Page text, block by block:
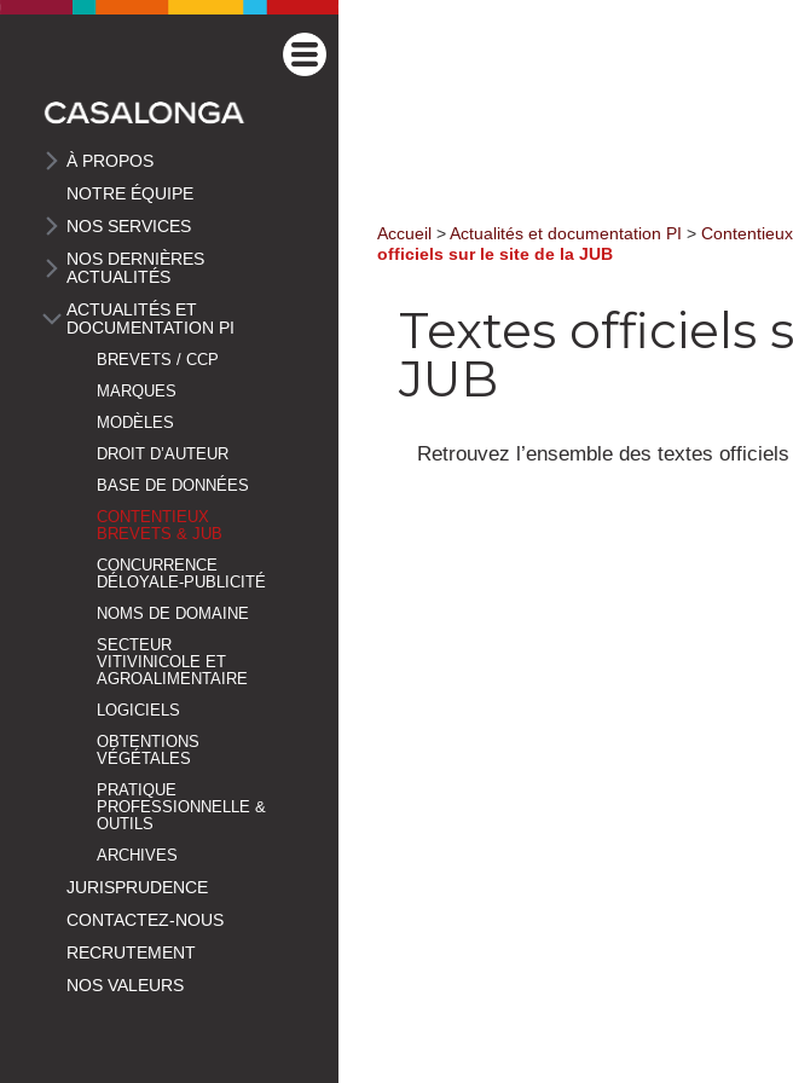
À PROPOS
NOTRE ÉQUIPE
NOS SERVICES
NOS DERNIÈRES
ACTUALITÉS
ACTUALITÉS ET
DOCUMENTATION PI
BREVETS / CCP
MARQUES
MODÈLES
DROIT D’AUTEUR
BASE DE DONNÉES
CONTENTIEUX
BREVETS & JUB
CONCURRENCE
DÉLOYALE-PUBLICITÉ
NOMS DE DOMAINE
SECTEUR
VITIVINICOLE ET
AGROALIMENTAIRE
LOGICIELS
OBTENTIONS
VÉGÉTALES
PRATIQUE
PROFESSIONNELLE &
OUTILS
ARCHIVES
JURISPRUDENCE
CONTACTEZ-NOUS
RECRUTEMENT
NOS VALEURS
Accueil > Actualités et documentation PI >
officiels sur le site de la JUB
Textes officiels
JUB
Retrouvez l’ensemble des textes